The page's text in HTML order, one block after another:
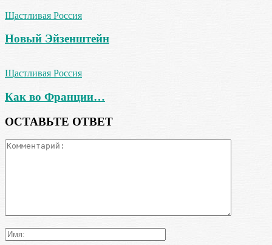
Щастливая Россия
Новый Эйзенштейн
Щастливая Россия
Как во Франции…
ОСТАВЬТЕ ОТВЕТ